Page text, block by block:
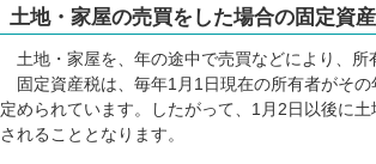
土地・家屋の売買をした場合の固定資
土地・家屋を、年の途中で売買などにより、所
固定資産税は、毎年1月1日現在の所有者がそ
定められています。したがって、1月2日以後に
されることとなります。